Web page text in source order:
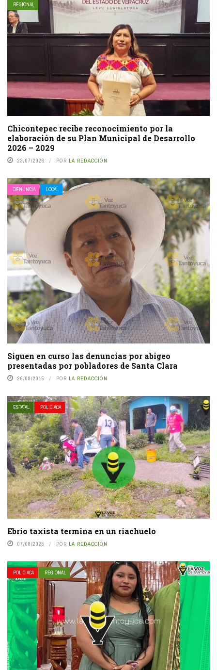
REGIONAL
Chicontepec recibe reconocimiento por la
elaboración de su Plan Municipal de Desarrollo
2026 – 2029
23/07/2026 POR LA REDACCIÓN
DENUNCIA LOCAL
Siguen en curso las denuncias por abigeo
presentadas por pobladores de Santa Clara
26/08/2015 POR LA REDACCIÓN
ESTATAL POLICIACA
Ebrio taxista termina en un riachuelo
07/08/2025 POR LA REDACCIÓN
POLICIACA REGIONAL